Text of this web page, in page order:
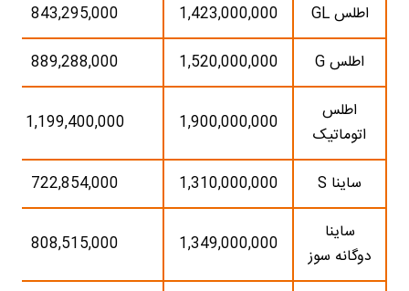
اطلس GL
1,423,000,000
843,295,000
اطلس G
1,520,000,000
889,288,000
اطلس
اتوماتیک
1,900,000,000
1,199,400,000
ساینا S 1,310,000,000
722,854,000
ساینا
دوگانه سوز
1,349,000,000
808,515,000